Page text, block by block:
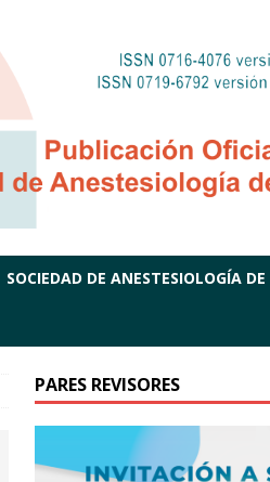
SOCIEDAD DE ANESTESIOLOGÍA DE
PARES REVISORES